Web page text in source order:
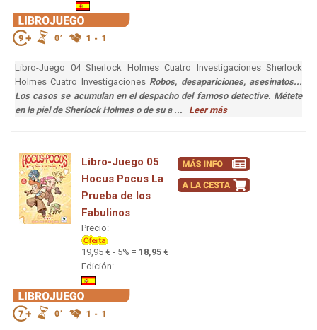
Libro-Juego 04 Sherlock Holmes Cuatro Investigaciones Sherlock
Holmes Cuatro Investigaciones Robos, desapariciones, asesinatos...
Los casos se acumulan en el despacho del famoso detective. Métete
en la piel de Sherlock Holmes o de su a ... Leer más
Libro-Juego 05
Hocus Pocus La
Prueba de los
Fabulinos
Precio:
19,95 € - 5% = 18,95 €
Edición: